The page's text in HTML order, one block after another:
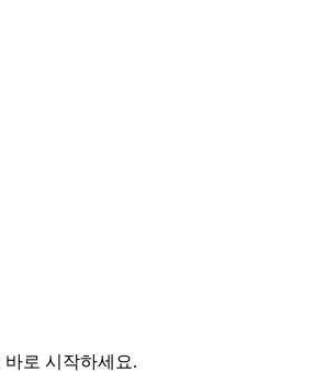
바로 시작하세요.